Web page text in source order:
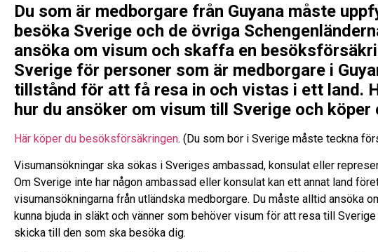
Du som är medborgare från Guyana måste
besöka Sverige och de övriga
ansöka om visum och skaffa en
Sverige för personer som är medborgare i
tillstånd för att få resa in och vistas i ett land.
hur du ansöker om visum till Sverige och
Här köper du besöksförsäkringen. (Du som bor i Sverige måste teckna
Visumansökningar ska sökas i Sveriges ambassad, konsulat eller
Om Sverige inte har någon ambassad eller konsulat kan ett annat land
visumansökningarna från utländska medborgare. Du måste alltid ansöka
kunna bjuda in släkt och vänner som behöver visum för att resa till
skicka till den som ska besöka dig.